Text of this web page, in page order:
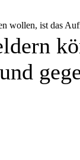
wollen, ist das